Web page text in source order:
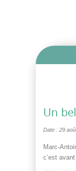
Un
Date : 29
Marc-
c’est